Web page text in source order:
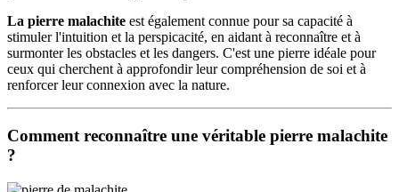
La pierre malachite est également connue pour sa capacité à
stimuler l'intuition et la perspicacité, en aidant à reconnaître et à
surmonter les obstacles et les dangers. C'est une pierre idéale pour
ceux qui cherchent à approfondir leur compréhension de soi et à
renforcer leur connexion avec la nature.
Comment reconnaître une véritable pierre malachite
?